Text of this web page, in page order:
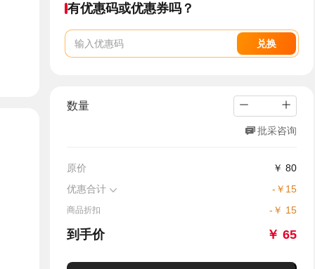
有优惠码或优惠券吗？
兑换
数量
批采咨询
原价 ￥ 80
优惠合计
- ￥ 15
商品折扣 - ￥ 15
到手价 ￥ 65